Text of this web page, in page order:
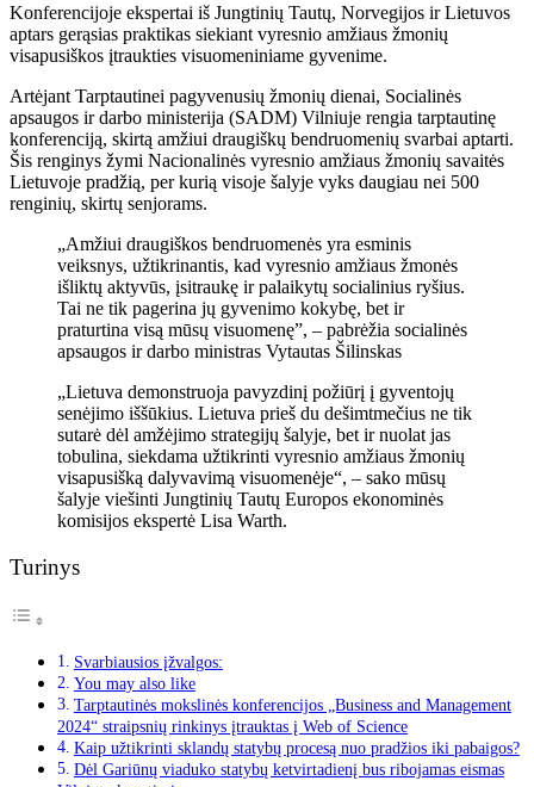
Konferencijoje ekspertai iš Jungtinių Tautų, Norvegijos ir Lietuvos
aptars gerąsias praktikas siekiant vyresnio amžiaus žmonių
visapusiškos įtraukties visuomeniniame gyvenime.
Artėjant Tarptautinei pagyvenusių žmonių dienai, Socialinės
apsaugos ir darbo ministerija (SADM) Vilniuje rengia tarptautinę
konferenciją, skirtą amžiui draugiškų bendruomenių svarbai aptarti.
Šis renginys žymi Nacionalinės vyresnio amžiaus žmonių savaitės
Lietuvoje pradžią, per kurią visoje šalyje vyks daugiau nei 500
renginių, skirtų senjorams.
„Amžiui draugiškos bendruomenės yra esminis
veiksnys, užtikrinantis, kad vyresnio amžiaus žmonės
išliktų aktyvūs, įsitraukę ir palaikytų socialinius ryšius.
Tai ne tik pagerina jų gyvenimo kokybę, bet ir
praturtina visą mūsų visuomenę”, – pabrėžia socialinės
apsaugos ir darbo ministras Vytautas Šilinskas
„Lietuva demonstruoja pavyzdinį požiūrį į gyventojų
senėjimo iššūkius. Lietuva prieš du dešimtmečius ne tik
sutarė dėl amžėjimo strategijų šalyje, bet ir nuolat jas
tobulina, siekdama užtikrinti vyresnio amžiaus žmonių
visapusišką dalyvavimą visuomenėje“, – sako mūsų
šalyje viešinti Jungtinių Tautų Europos ekonominės
komisijos ekspertė Lisa Warth.
Turinys
Svarbiausios įžvalgos:
You may also like
Tarptautinės mokslinės konferencijos „Business and Management
2024“ straipsnių rinkinys įtrauktas į Web of Science
Kaip užtikrinti sklandų statybų procesą nuo pradžios iki pabaigos?
Dėl Gariūnų viaduko statybų ketvirtadienį bus ribojamas eismas